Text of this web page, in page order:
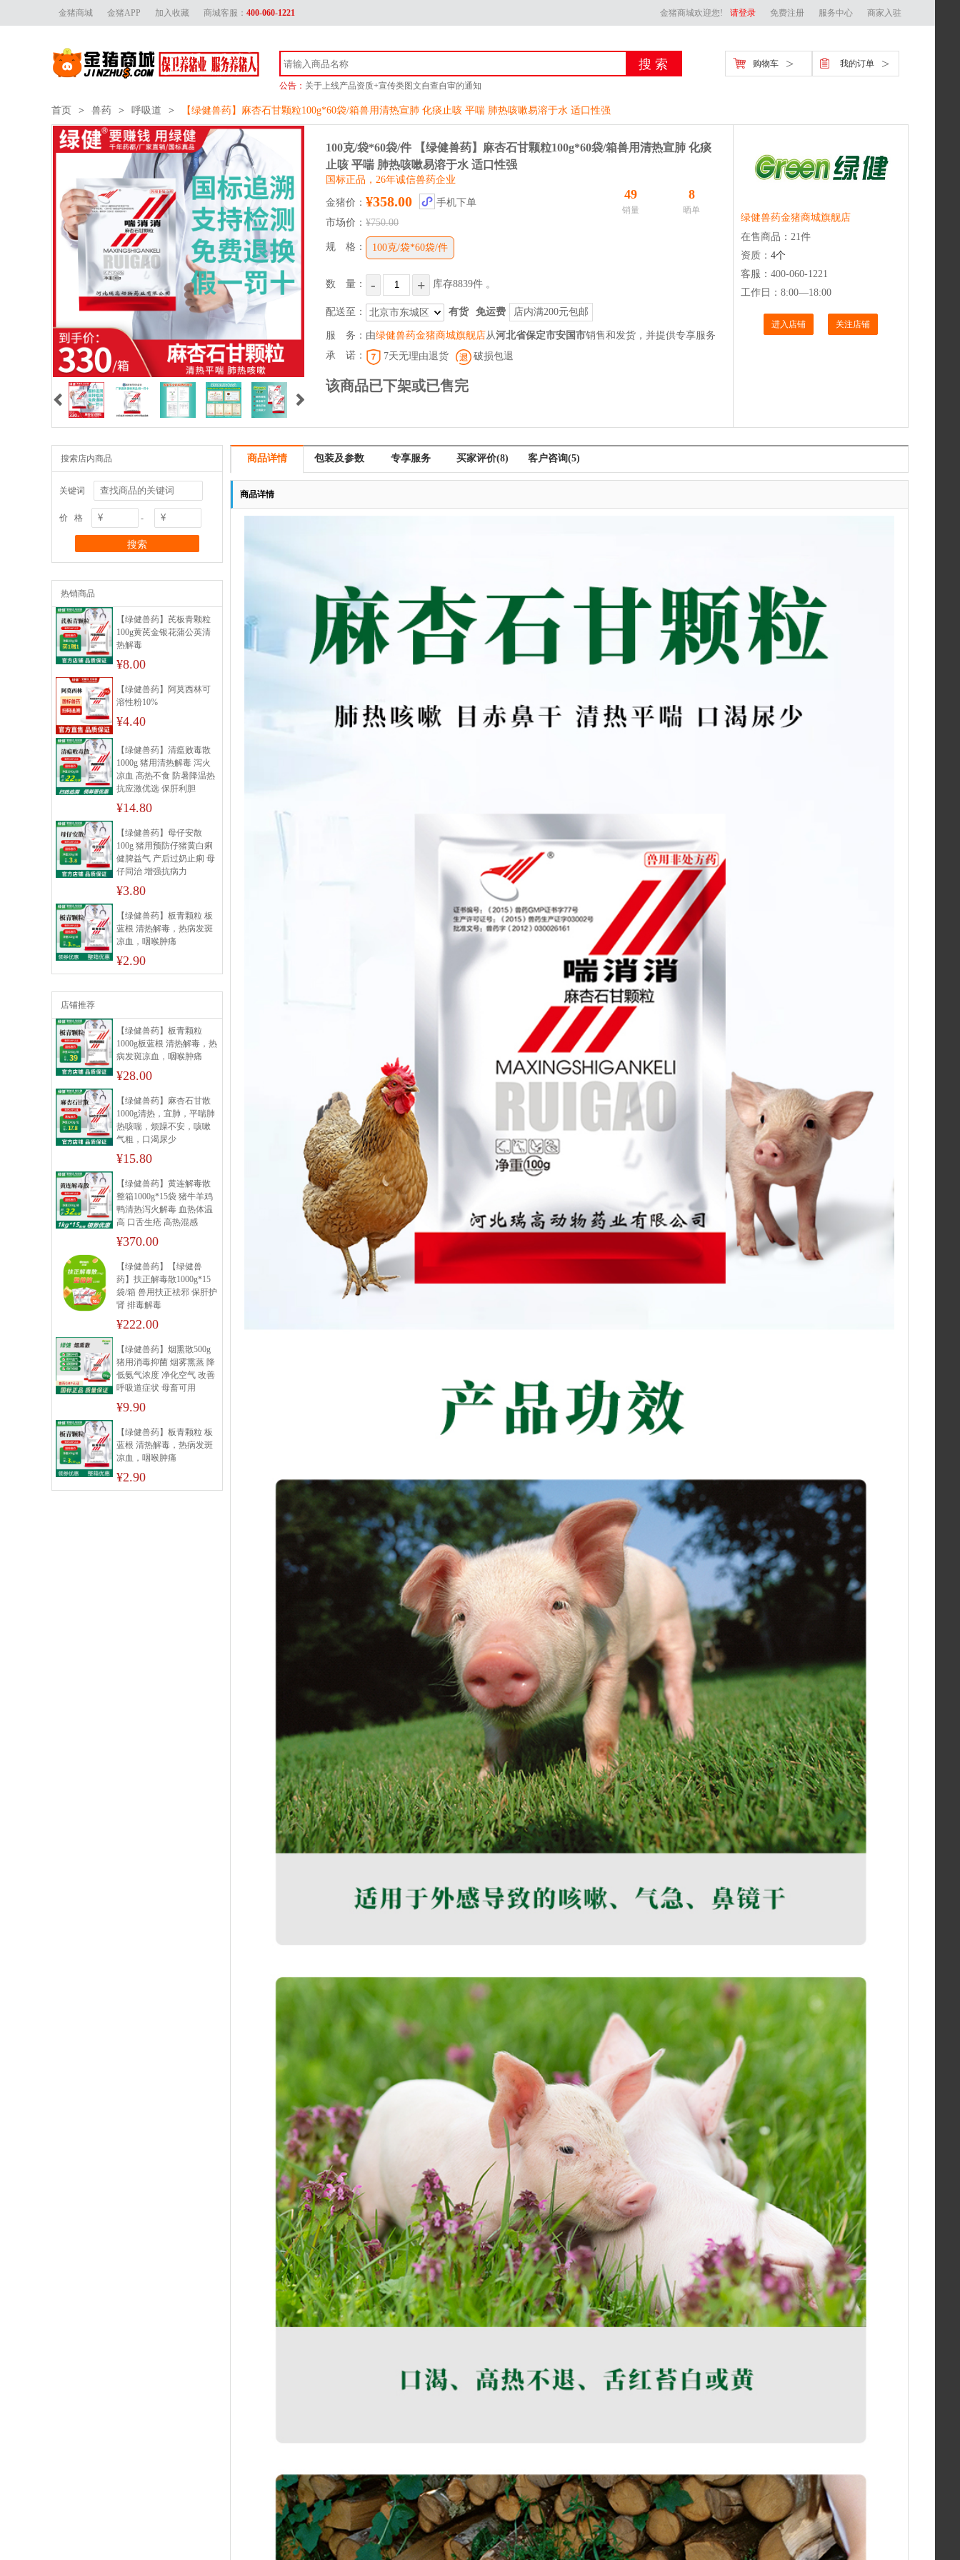
金猪商城 金猪APP 加入收藏 商城客服： 400-060-1221 金猪商城欢迎您! 请登录 免费注册 服务中心 商家入驻
公告： 关于上线产品资质+宣传类图文自查自审的通知
金猪官方客服联系方式
金猪商城上线产品审核的通知 附新广告法「1 - 29禁」
关于供应商上传企业资质公告
购物车 > 我的订单 >
首页 > 兽药 > 呼吸道 > 【绿健兽药】麻杏石甘颗粒100g*60袋/箱兽用清热宣肺 化痰止咳 平喘 肺热咳嗽易溶于水 适口性强
 
100克/袋*60袋/件 【绿健兽药】麻杏石甘颗粒100g*60袋/箱兽用清热宣肺 化痰
止咳 平喘 肺热咳嗽易溶于水 适口性强
国标正品，26年诚信兽药企业
金猪价： ¥358.00 手机下单
49
销量
8
晒单
市场价：¥750.00
规 格： 100克/袋*60袋/件
数 量： - + 库存8839件 。
配送至： 北京市东城区 有货 免运费 店内满200元包邮
服 务： 由绿健兽药金猪商城旗舰店从河北省保定市安国市销售和发货，并提供专享服务
承 诺：
7天无理由退货 破损包退
该商品已下架或已售完
绿健兽药金猪商城旗舰店
在售商品： 21件
资质： 4个
客服：400-060-1221
工作日： 8:00—18:00
进入店铺 关注店铺
搜索店内商品
关键词
价 格 -
热销商品
【绿健兽药】芪板青颗粒
100g黄芪金银花蒲公英清
热解毒
¥8.00
【绿健兽药】阿莫西林可
溶性粉10%
¥4.40
【绿健兽药】清瘟败毒散
1000g 猪用清热解毒 泻火
凉血 高热不食 防暑降温热
抗应激优选 保肝利胆
¥14.80
【绿健兽药】母仔安散
100g 猪用预防仔猪黄白痢
健脾益气 产后过奶止痢 母
仔同治 增强抗病力
¥3.80
【绿健兽药】板青颗粒 板
蓝根 清热解毒，热病发斑
凉血，咽喉肿痛
¥2.90
店铺推荐
【绿健兽药】板青颗粒
1000g板蓝根 清热解毒，热
病发斑凉血，咽喉肿痛
¥28.00
【绿健兽药】麻杏石甘散
1000g清热，宜肺，平喘肺
热咳喘，烦躁不安，咳嗽
气粗，口渴尿少
¥15.80
【绿健兽药】黄连解毒散
整箱1000g*15袋 猪牛羊鸡
鸭清热泻火解毒 血热体温
高 口舌生疮 高热混感
¥370.00
【绿健兽药】【绿健兽
药】扶正解毒散1000g*15
袋/箱 兽用扶正祛邪 保肝护
肾 排毒解毒
¥222.00
【绿健兽药】烟熏散500g
猪用消毒抑菌 烟雾熏蒸 降
低氨气浓度 净化空气 改善
呼吸道症状 母畜可用
¥9.90
【绿健兽药】板青颗粒 板
蓝根 清热解毒，热病发斑
凉血，咽喉肿痛
¥2.90
商品详情 包装及参数 专享服务 买家评价(8) 客户咨询(5)
商品详情